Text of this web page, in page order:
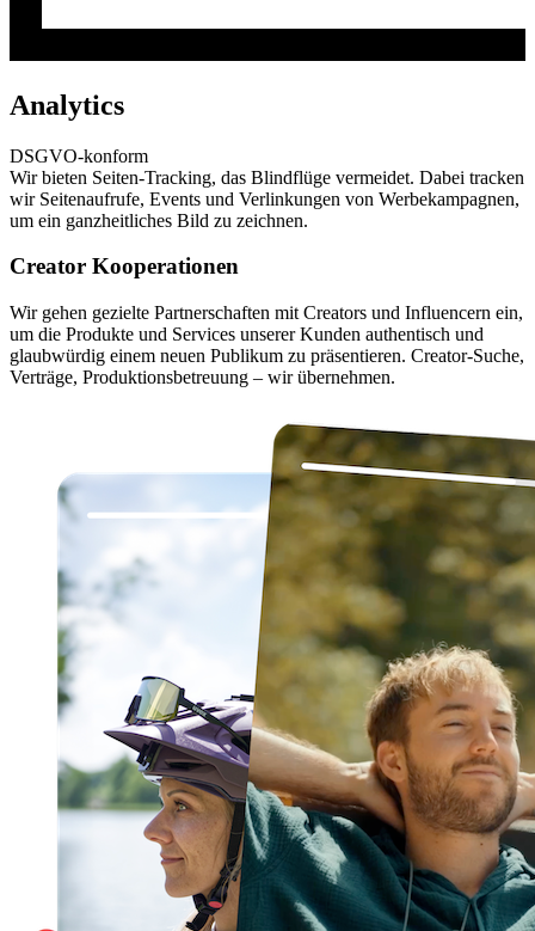
Analytics
DSGVO-konform
Wir bieten Seiten-Tracking, das Blindflüge vermeidet. Dabei tracken
wir Seitenaufrufe, Events und Verlinkungen von Werbekampagnen,
um ein ganzheitliches Bild zu zeichnen.
Creator Kooperationen
Wir gehen gezielte Partnerschaften mit Creators und Influencern ein,
um die Produkte und Services unserer Kunden authentisch und
glaubwürdig einem neuen Publikum zu präsentieren. Creator-Suche,
Verträge, Produktionsbetreuung – wir übernehmen.